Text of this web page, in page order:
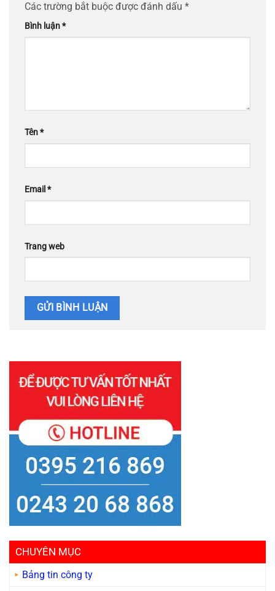
Các trường bắt buộc được đánh dấu *
Bình luận*
Tên*
Email *
Trang web
CHUYÊN MỤC
Bảng tin công ty